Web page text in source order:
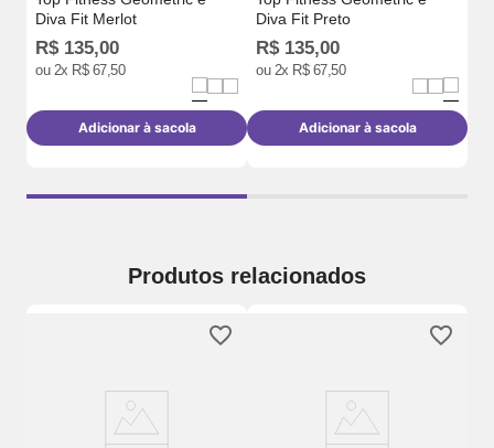
Diva Fit Merlot
R$ 135,00
ou 2x R$ 67,50
Adicionar à sacola
Diva Fit Preto
R$ 135,00
ou 2x R$ 67,50
Adicionar à sacola
Produtos relacionados